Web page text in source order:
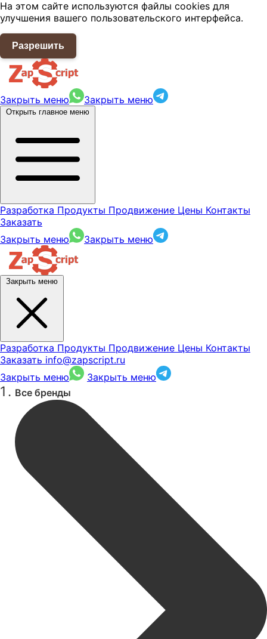
На этом сайте используются файлы cookies для
улучшения вашего пользовательского интерфейса.
Разрешить
Закрыть меню Закрыть меню
Открыть главное меню
Разработка Продукты Продвижение Цены Контакты
Заказать
Закрыть меню
Закрыть меню
Закрыть меню
Разработка Продукты Продвижение Цены Контакты
Заказать info@zapscript.ru
Закрыть меню
Закрыть меню
Все бренды